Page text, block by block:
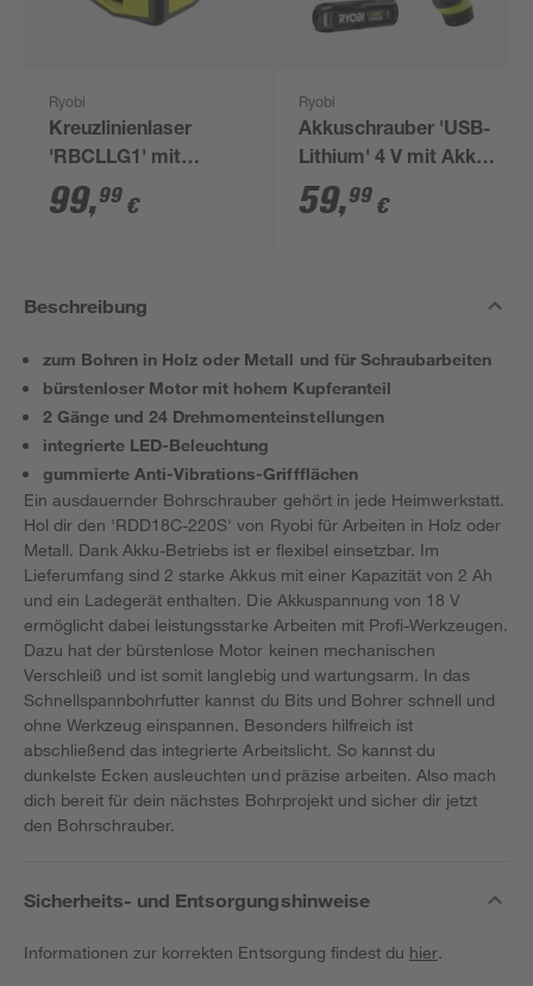
Ryobi
Kreuzlinienlaser
'RBCLLG1' mit
Halterung
99,99 €
Ryobi
Akkuschrauber 'USB-
Lithium' 4 V mit Akku
und Ladekabel
59,99 €
Beschreibung
zum Bohren in Holz oder Metall und für Schraubarbeiten
bürstenloser Motor mit hohem Kupferanteil
2 Gänge und 24 Drehmomenteinstellungen
integrierte LED-Beleuchtung
gummierte Anti-Vibrations-Griffflächen
Ein ausdauernder Bohrschrauber gehört in jede Heimwerkstatt.
Hol dir den 'RDD18C-220S' von Ryobi für Arbeiten in Holz oder
Metall. Dank Akku-Betriebs ist er flexibel einsetzbar. Im
Lieferumfang sind 2 starke Akkus mit einer Kapazität von 2 Ah
und ein Ladegerät enthalten. Die Akkuspannung von 18 V
ermöglicht dabei leistungsstarke Arbeiten mit Profi-Werkzeugen.
Dazu hat der bürstenlose Motor keinen mechanischen
Verschleiß und ist somit langlebig und wartungsarm. In das
Schnellspannbohrfutter kannst du Bits und Bohrer schnell und
ohne Werkzeug einspannen. Besonders hilfreich ist
abschließend das integrierte Arbeitslicht. So kannst du
dunkelste Ecken ausleuchten und präzise arbeiten. Also mach
dich bereit für dein nächstes Bohrprojekt und sicher dir jetzt
den Bohrschrauber.
Sicherheits- und Entsorgungshinweise
Informationen zur korrekten Entsorgung findest du hier.